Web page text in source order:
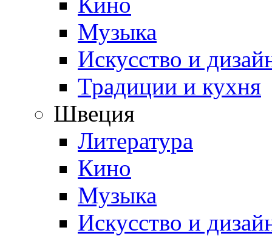
Музыка
Искусство и
Традиции и кухня
Швеция
Литература
Кино
Музыка
Искусство и